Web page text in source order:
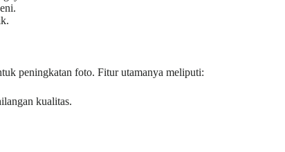
peningkatan foto. Fitur utamanya meliputi:
kualitas.